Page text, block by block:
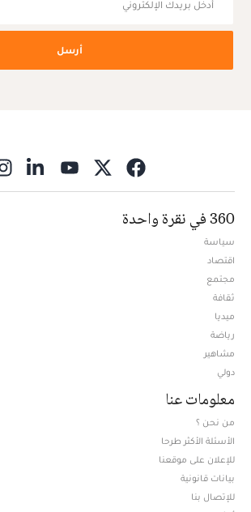
أرسل
360 في نقرة واحدة
سياسة
اقتصاد
مجتمع
ثقافة
ميديا
رياضة
مشاهير
دولي
معلومات عنا
من نحن ؟
الأسئلة الأكثر طرحا
للإعلان على موقعنا
بيانات قانونية
للإتصال بنا